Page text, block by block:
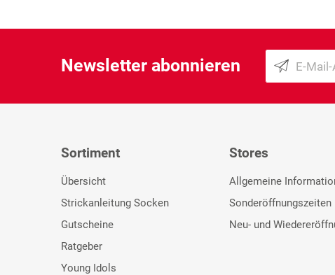
Newsletter abonnieren
Sortiment
Übersicht
Strickanleitung Socken
Gutscheine
Ratgeber
Young Idols
Stores
Allgemeine
Sonderöffnungszeiten
Neu- und